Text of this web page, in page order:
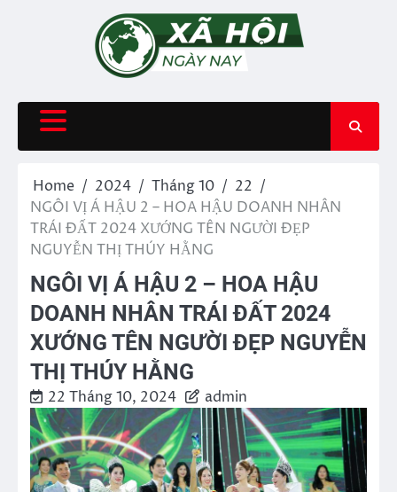
Home 2024 Tháng 10
22
NGÔI VỊ Á HẬU 2 – HOA HẬU DOANH NHÂN
TRÁI ĐẤT 2024 XƯỚNG TÊN NGƯỜI ĐẸP
NGUYỄN THỊ THÚY HẰNG
NGÔI VỊ Á HẬU 2 – HOA HẬU
DOANH NHÂN TRÁI ĐẤT 2024
XƯỚNG TÊN NGƯỜI ĐẸP NGUYỄN
THỊ THÚY HẰNG
22 Tháng 10, 2024 admin